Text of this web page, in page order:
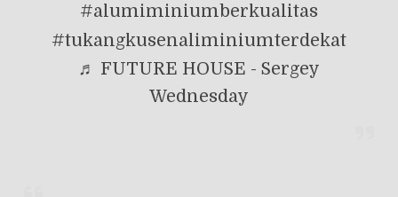
#alumiminiumberkualitas
#tukangkusenaliminiumterdekat
♬ FUTURE HOUSE - Sergey
Wednesday